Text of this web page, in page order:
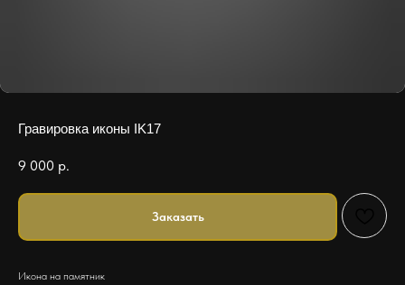
Гравировка иконы IK17
9 000 р.
Заказать
Икона на памятник